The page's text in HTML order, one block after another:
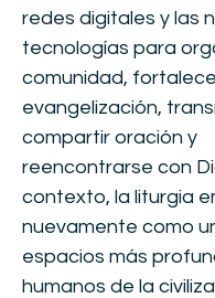
redes digitales y las
tecnologías para
comunidad,
evangelización,
compartir oración y
reencontrarse con
contexto, la liturgia
nuevamente como
espacios más
humanos de la